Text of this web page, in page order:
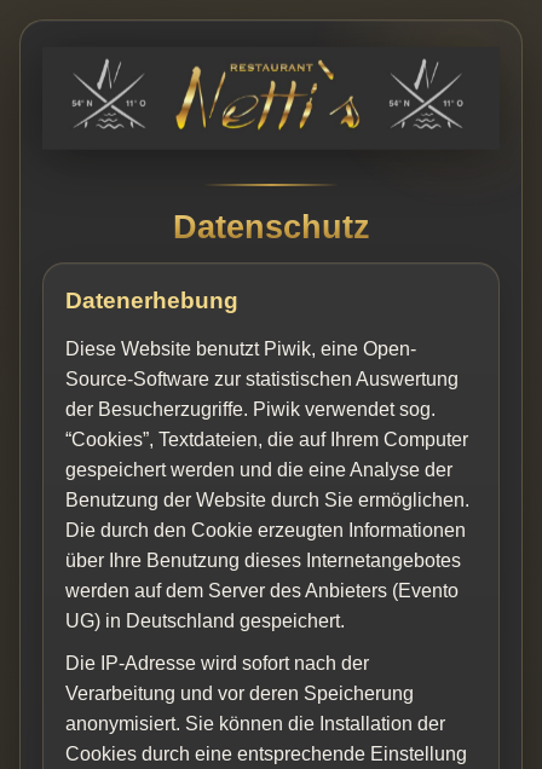
Datenschutz
Datenerhebung
Diese Website benutzt Piwik, eine Open-
Source-Software zur statistischen Auswertung
der Besucherzugriffe. Piwik verwendet sog.
“Cookies”, Textdateien, die auf Ihrem Computer
gespeichert werden und die eine Analyse der
Benutzung der Website durch Sie ermöglichen.
Die durch den Cookie erzeugten Informationen
über Ihre Benutzung dieses Internetangebotes
werden auf dem Server des Anbieters (Evento
UG) in Deutschland gespeichert.
Die IP-Adresse wird sofort nach der
Verarbeitung und vor deren Speicherung
anonymisiert. Sie können die Installation der
Cookies durch eine entsprechende Einstellung